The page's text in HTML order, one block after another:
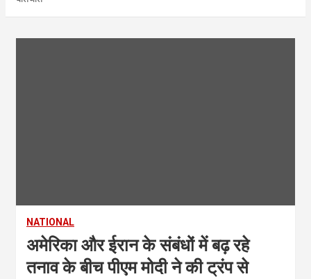
NATIONAL
अमेरिका और ईरान के संबंधों में बढ़ रहे
तनाव के बीच पीएम मोदी ने की ट्रंप से